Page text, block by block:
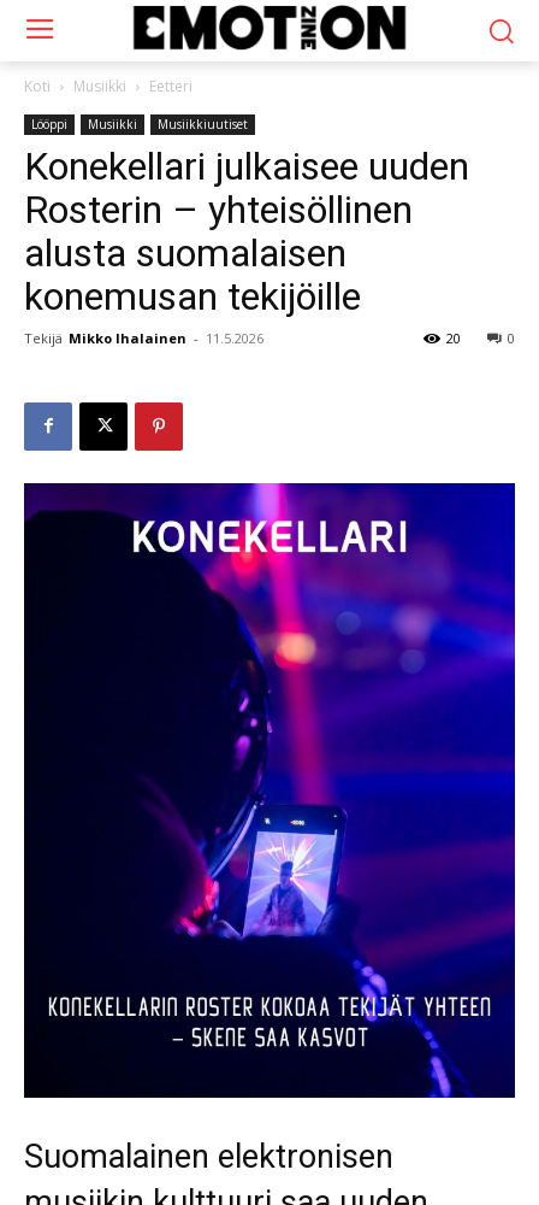
Koti Musiikki Eetteri
Lööppi Musiikki Musiikkiuutiset
Konekellari julkaisee uuden
Rosterin – yhteisöllinen
alusta suomalaisen
konemusan tekijöille
Tekijä Mikko Ihalainen - 11.5.2026 0
20
Suomalainen elektronisen